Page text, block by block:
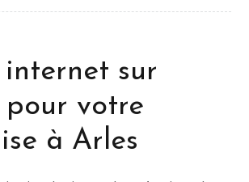
internet sur
pour votre
à Arles